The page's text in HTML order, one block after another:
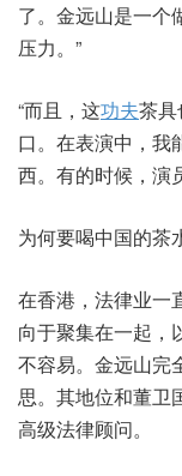
了。金远山是一个
压力。”
“而且，这功夫茶
口。在表演中，我
西。有的时候，演
为何要喝中国的茶
在香港，法律业一
向于聚集在一起，
不容易。金远山完
思。其地位和董卫
高级法律顾问。